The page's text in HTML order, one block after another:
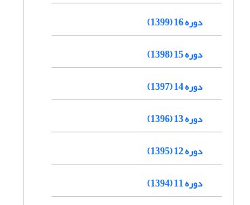
دوره 16 (1399)
دوره 15 (1398)
دوره 14 (1397)
دوره 13 (1396)
دوره 12 (1395)
دوره 11 (1394)